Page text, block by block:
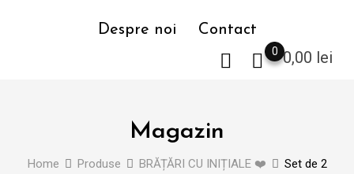
Despre noi Contact
0,00 lei
0
Magazin
Home Produse BRĂȚĂRI CU INIȚIALE ❤️
Set de 2